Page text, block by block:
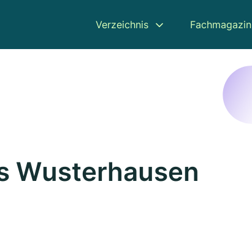
Verzeichnis Fachmagazin
Wusterhausen